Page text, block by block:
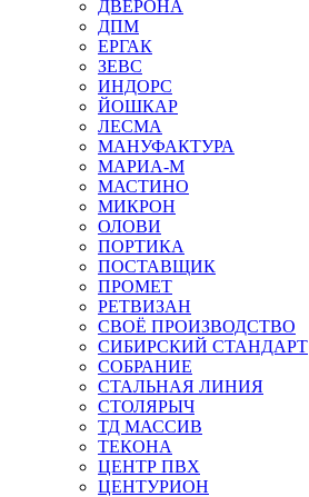
ДВЕРОНА
ДПМ
ЕРГАК
ЗЕВС
ИНДОРС
ЙОШКАР
ЛЕСМА
МАНУФАКТУРА
МАРИА-М
МАСТИНО
МИКРОН
ОЛОВИ
ПОРТИКА
ПОСТАВЩИК
ПРОМЕТ
РЕТВИЗАН
СВОЁ ПРОИЗВОДСТВО
СИБИРСКИЙ СТАНДАРТ
СОБРАНИЕ
СТАЛЬНАЯ ЛИНИЯ
СТОЛЯРЫЧ
ТД МАССИВ
ТЕКОНА
ЦЕНТР ПВХ
ЦЕНТУРИОН